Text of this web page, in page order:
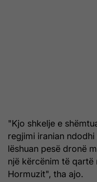
"Kjo shkelje e
regjimi iranian
lëshuan pesë dronë
një kërcënim të qartë
Hormuzit", tha ajo.